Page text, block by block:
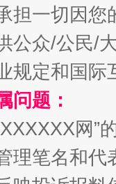
担一切因
公众/公民/
规定和国
问题：
网”
理笔名和